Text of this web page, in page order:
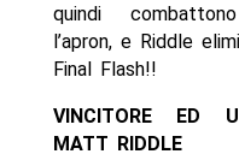
quindi
l’apron, e Riddle
Final Flash!!
VINCITORE ED
MATT RIDDLE